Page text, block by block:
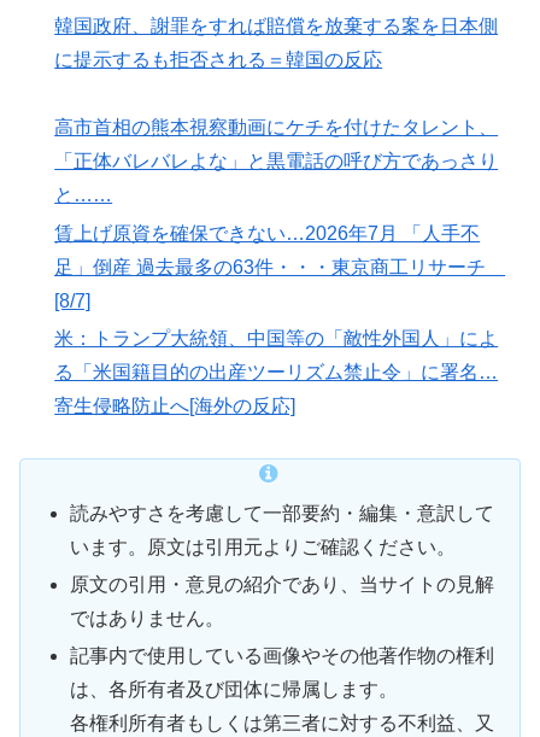
韓国政府、謝罪をすれば賠償を放棄する案を日本側
に提示するも拒否される＝韓国の反応
高市首相の熊本視察動画にケチを付けたタレント、
「正体バレバレよな」と黒電話の呼び方であっさり
と……
賃上げ原資を確保できない…2026年7月 「人手不
足」倒産 過去最多の63件・・・東京商工リサーチ
[8/7]
米：トランプ大統領、中国等の「敵性外国人」によ
る「米国籍目的の出産ツーリズム禁止令」に署名…
寄生侵略防止へ[海外の反応]
読みやすさを考慮して一部要約・編集・意訳して
います。原文は引用元よりご確認ください。
原文の引用・意見の紹介であり、当サイトの見解
ではありません。
記事内で使用している画像やその他著作物の権利
は、各所有者及び団体に帰属します。
各権利所有者もしくは第三者に対する不利益、又